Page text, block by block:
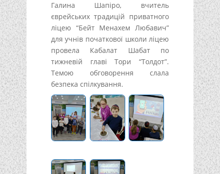
Галина Шапіро, вчитель
єврейських традицій приватного
ліцею “Бейт Менахем Любавич”
для учнів початкової школи ліцею
провела Кабалат Шабат по
тижневій главі Тори “Толдот”.
Темою обговорення слала
безпека спілкування.